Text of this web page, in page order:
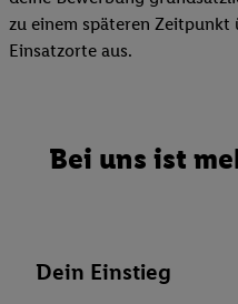
zu einem späteren
Einsatzorte aus.
Bei uns ist
Dein Einstieg